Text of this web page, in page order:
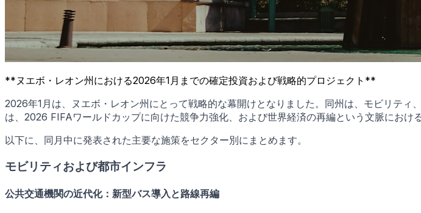
**ヌエボ・レオン州における2026年1月までの確定投資および戦略的プロジェクト**
2026年1月は、ヌエボ・レオン州にとって戦略的な幕開けとなりました。同州は、モビリテ
は、2026 FIFAワールドカップに向けた競争力強化、および世界経済の再編という文脈におけ
以下に、同月中に発表された主要な施策をセクター別にまとめます。
モビリティおよび都市インフラ
公共交通機関の近代化：新型バス導入と路線再編